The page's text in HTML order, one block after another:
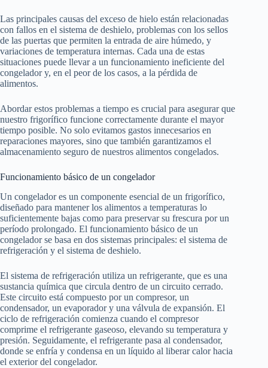
Las principales causas del exceso de hielo están relacionadas
con fallos en el sistema de deshielo, problemas con los sellos
de las puertas que permiten la entrada de aire húmedo, y
variaciones de temperatura internas. Cada una de estas
situaciones puede llevar a un funcionamiento ineficiente del
congelador y, en el peor de los casos, a la pérdida de
alimentos.
Abordar estos problemas a tiempo es crucial para asegurar que
nuestro frigorífico funcione correctamente durante el mayor
tiempo posible. No solo evitamos gastos innecesarios en
reparaciones mayores, sino que también garantizamos el
almacenamiento seguro de nuestros alimentos congelados.
Funcionamiento básico de un congelador
Un congelador es un componente esencial de un frigorífico,
diseñado para mantener los alimentos a temperaturas lo
suficientemente bajas como para preservar su frescura por un
período prolongado. El funcionamiento básico de un
congelador se basa en dos sistemas principales: el sistema de
refrigeración y el sistema de deshielo.
El sistema de refrigeración utiliza un refrigerante, que es una
sustancia química que circula dentro de un circuito cerrado.
Este circuito está compuesto por un compresor, un
condensador, un evaporador y una válvula de expansión. El
ciclo de refrigeración comienza cuando el compresor
comprime el refrigerante gaseoso, elevando su temperatura y
presión. Seguidamente, el refrigerante pasa al condensador,
donde se enfría y condensa en un líquido al liberar calor hacia
el exterior del congelador.